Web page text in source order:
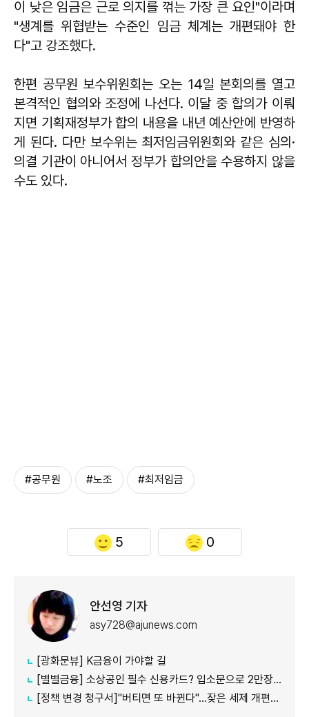
이 낮은 임금은 근로 의지를 꺾는 가장 큰 요인"이라며
"생계를 위협받는 수준인 임금 체계는 개편돼야 한
다"고 강조했다.
한편 공무원 보수위원회는 오는 14일 본회의를 열고
본격적인 협의와 조정에 나선다. 이달 중 합의가 이뤄
지면 기획재정부가 합의 내용을 내년 예산안에 반영하
게 된다. 다만 보수위는 최저임금위원회와 같은 심의·
의결 기관이 아니어서 정부가 합의안을 수용하지 않을
수도 있다.
#공무원 #노조 #최저임금
5 0
안선영 기자
asy728@ajunews.com
[광화문뷰] K금융이 가야할 길
[별별금융] 소상공인 필수 신용카드? 입소문으로 2만장 발급
[정책 변경 청구서]"버티면 또 바뀐다"…잦은 세제 개편이 키운 '학습 효과'